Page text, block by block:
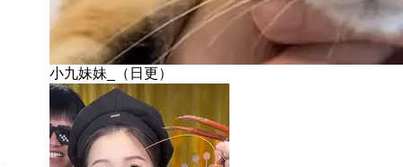
小九妹妹_（日更）